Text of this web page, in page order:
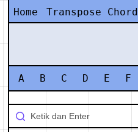
Home Transpose Chord
A B C D E F